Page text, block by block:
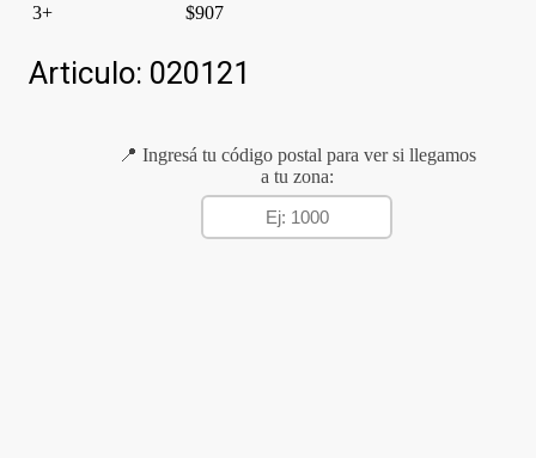
3+
$907
Articulo: 020121
📍 Ingresá tu código postal para ver si llegamos
a tu zona: